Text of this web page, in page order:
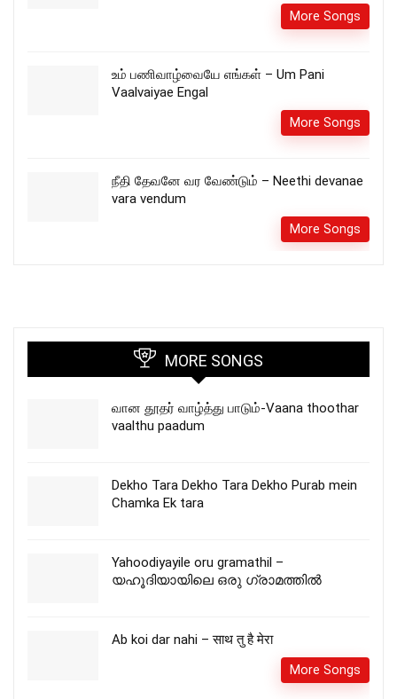
More Songs
உம் பணிவாழ்வையே எங்கள் – Um Pani
Vaalvaiyae Engal
More Songs
நீதி தேவனே வர வேண்டும் – Neethi devanae
vara vendum
More Songs
MORE SONGS
வான தூதர் வாழ்த்து பாடும்-Vaana thoothar
vaalthu paadum
Dekho Tara Dekho Tara Dekho Purab mein
Chamka Ek tara
Yahoodiyayile oru gramathil –
യഹൂദിയായിലെ ഒരു ഗ്രാമത്തില്‍
Ab koi dar nahi – साथ तु है मेरा
More Songs